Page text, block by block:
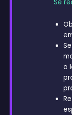
Se
a